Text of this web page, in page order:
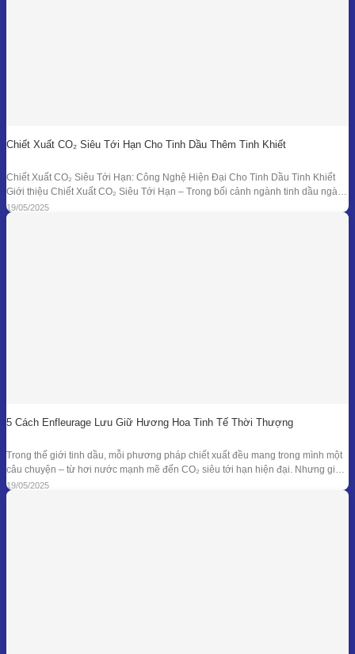
Chiết Xuất CO₂ Siêu Tới Hạn Cho Tinh Dầu Thêm Tinh Khiết
Chiết Xuất CO₂ Siêu Tới Hạn: Công Nghệ Hiện Đại Cho Tinh Dầu Tinh Khiết
Giới thiệu Chiết Xuất CO₂ Siêu Tới Hạn – Trong bối cảnh ngành tinh dầu ngày
càng đồi hỏi cao về độ tinh khiết, tính an toàn và hiệu quả sinh học, phương
pháp chiết xuất bằng CO₂ siêu tới
19/05/2025
5 Cách Enfleurage Lưu Giữ Hương Hoa Tinh Tế Thời Thượng
Trong thế giới tinh dầu, mỗi phương pháp chiết xuất đều mang trong mình một
câu chuyện – từ hơi nước mạnh mẽ đến CO₂ siêu tới hạn hiện đại. Nhưng giữa
dòng chảy công nghệ ấy, enfleurage – một kỹ thuật cổ xưa và tinh tế – vẫn tồn
tại như một biểu tượng
19/05/2025